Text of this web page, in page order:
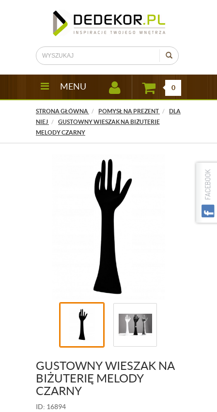
MENU 0
STRONA GŁÓWNA POMYSŁ NA PREZENT
DLA
NIEJ
GUSTOWNY WIESZAK NA BIŻUTERIĘ
MELODY CZARNY
GUSTOWNY WIESZAK NA
BIŻUTERIĘ MELODY
CZARNY
ID: 16894